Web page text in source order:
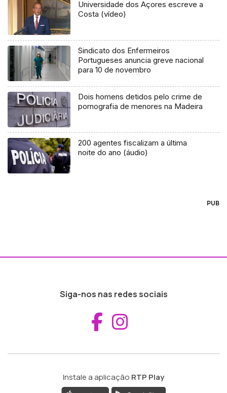
Universidade dos Açores escreve a
Costa (vídeo)
Sindicato dos Enfermeiros
Portugueses anuncia greve nacional
para 10 de novembro
Dois homens detidos pelo crime de
pornografia de menores na Madeira
200 agentes fiscalizam a última
noite do ano (áudio)
PUB
Siga-nos nas redes sociais
Aceder ao
Instale a aplicação RTP Play